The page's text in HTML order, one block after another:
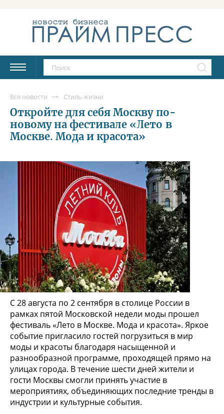
Все новости Стиль жизни
Откройте для себя Москву по-
новому на фестивале «Лето в
Москве. Мода и красота»
С 28 августа по 2 сентября в столице России в
рамках пятой Московской недели моды прошел
фестиваль «Лето в Москве. Мода и красота». Яркое
событие пригласило гостей погрузиться в мир
моды и красоты благодаря насыщенной и
разнообразной программе, проходящей прямо на
улицах города. В течение шести дней жители и
гости Москвы смогли принять участие в
мероприятиях, объединяющих последние тренды в
индустрии и культурные события.